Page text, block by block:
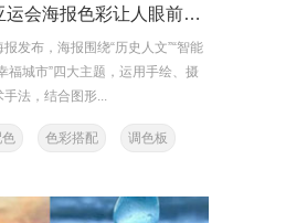
杭州第19届亚运会海报色彩让人眼前一亮
发布，海报围绕“历史人文”“智能
福城市”四大主题，运用手绘、摄
法，结合图形...
色 色彩搭配 调色板